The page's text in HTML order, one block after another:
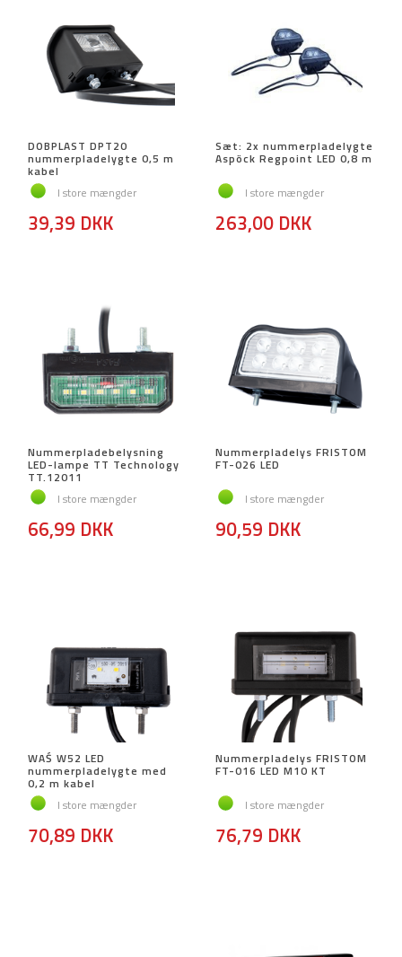
DOBPLAST DPT20
nummerpladelygte 0,5 m
kabel
I store mængder
39,39 DKK
Sæt: 2x nummerpladelygte
Aspöck Regpoint LED 0,8 m
I store mængder
263,00 DKK
Nummerpladebelysning
LED-lampe TT Technology
TT.12011
I store mængder
66,99 DKK
Nummerpladelys FRISTOM
FT-026 LED
I store mængder
90,59 DKK
WAŚ W52 LED
nummerpladelygte med
0,2 m kabel
I store mængder
70,89 DKK
Nummerpladelys FRISTOM
FT-016 LED M10 KT
I store mængder
76,79 DKK